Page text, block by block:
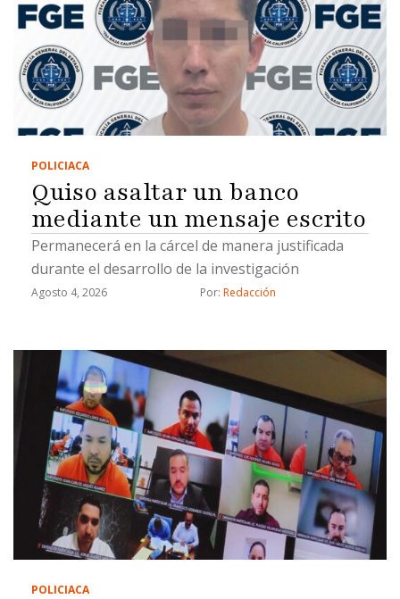
POLICIACA
Quiso asaltar un banco
mediante un mensaje escrito
Permanecerá en la cárcel de manera justificada
durante el desarrollo de la investigación
Agosto 4, 2026 Por: Redacción
POLICIACA